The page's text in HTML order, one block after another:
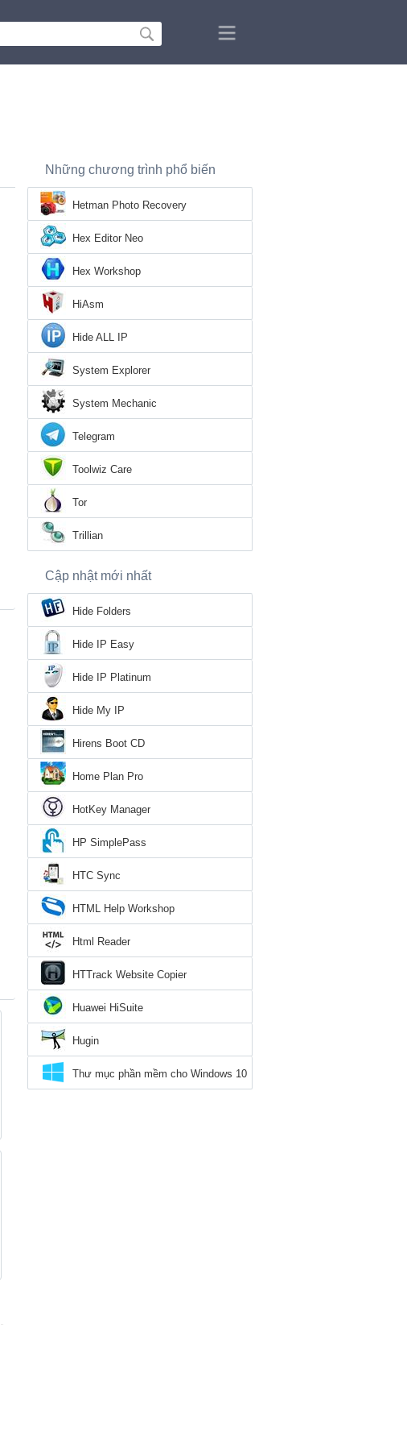
Những chương trình phổ biến
Hetman Photo Recovery
Hex Editor Neo
Hex Workshop
HiAsm
Hide ALL IP
System Explorer
System Mechanic
Telegram
Toolwiz Care
Tor
Trillian
Cập nhật mới nhất
Hide Folders
Hide IP Easy
Hide IP Platinum
Hide My IP
Hirens Boot CD
Home Plan Pro
HotKey Manager
HP SimplePass
HTC Sync
HTML Help Workshop
Html Reader
HTTrack Website Copier
Huawei HiSuite
Hugin
Thư mục phần mềm cho Windows 10